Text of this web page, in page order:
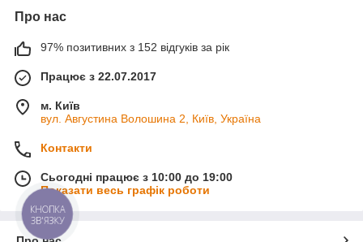
Про нас
97% позитивних з 152 відгуків за рік
Працює з 22.07.2017
м. Київ
вул. Августина Волошина 2, Київ, Україна
Контакти
Сьогодні працює з 10:00 до 19:00
Показати весь графік роботи
КНОПКА
ЗВ'ЯЗКУ